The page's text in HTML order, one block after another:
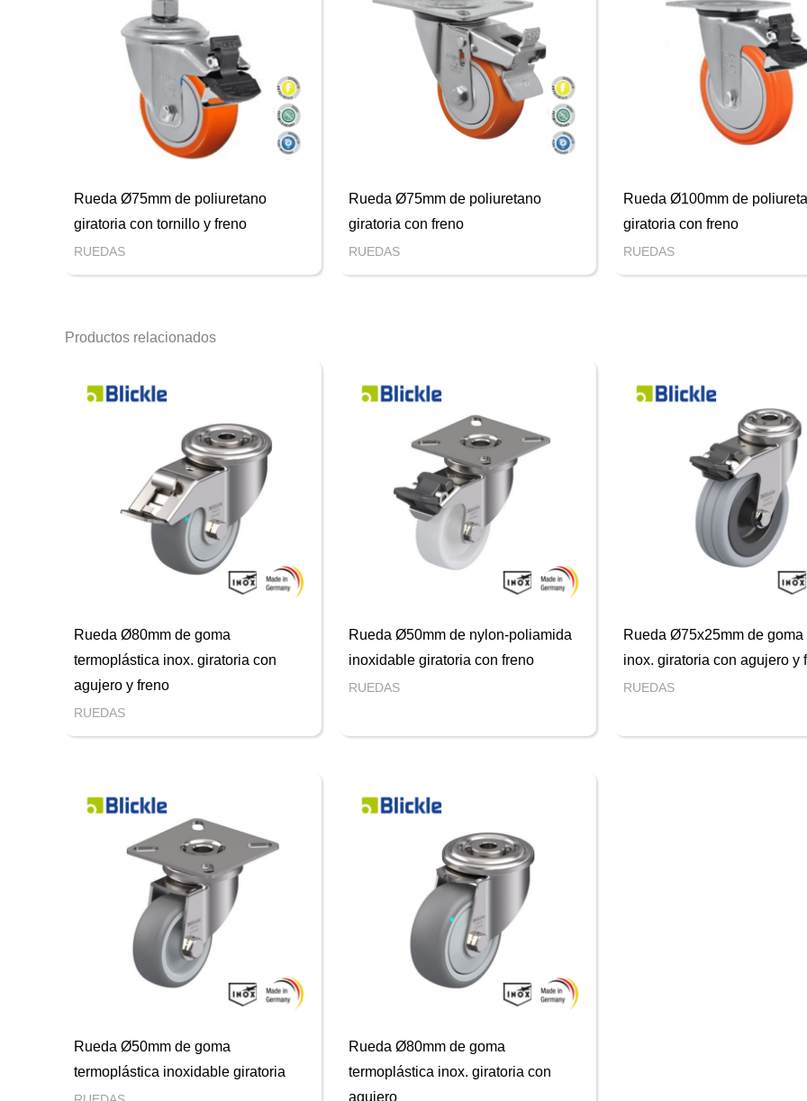
Rueda Ø75mm de poliuretano
giratoria con tornillo y freno
RUEDAS
Rueda Ø75mm de poliuretano
giratoria con freno
RUEDAS
Rueda Ø100mm de
giratoria con freno
RUEDAS
Productos relacionados
Rueda Ø80mm de goma
termoplástica inox. giratoria con
agujero y freno
RUEDAS
Rueda Ø50mm de nylon-poliamida
inoxidable giratoria con freno
RUEDAS
Rueda Ø75x25mm de goma
inox. giratoria con agujero y
RUEDAS
Rueda Ø50mm de goma
termoplástica inoxidable giratoria
Rueda Ø80mm de goma
termoplástica inox. giratoria con
agujero